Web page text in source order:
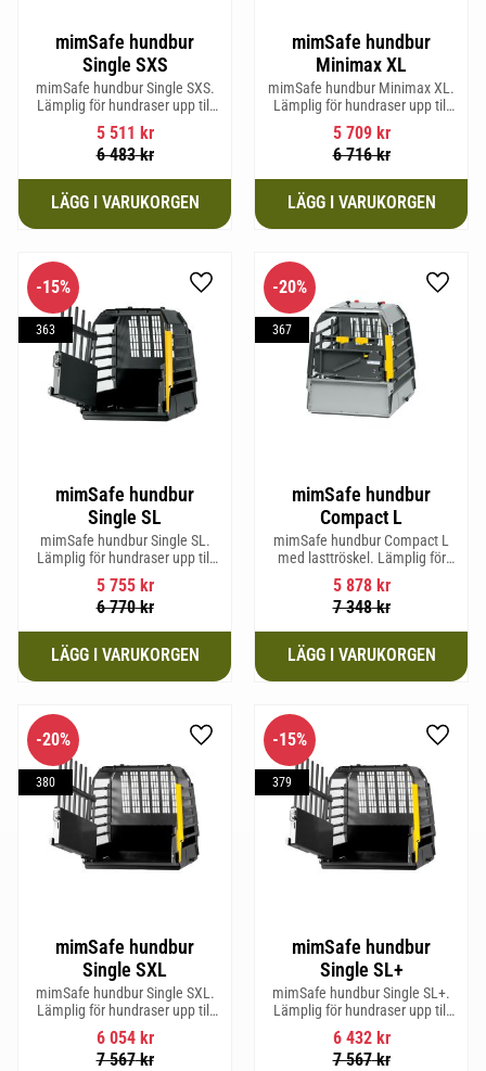
mimSafe hundbur
Single SXS
mimSafe hundbur Single SXS.
Lämplig för hundraser upp till
52 cm i mankhöjd.
5 511 kr
6 483kr
mimSafe hundbur
Minimax XL
mimSafe hundbur Minimax XL.
Lämplig för hundraser upp till
38 cm i mankhöjd.
5 709kr
6 716kr
mimSafe hundbur
Single SL
mimSafe hundbur Single SL.
Lämplig för hundraser upp till
58 cm i mankhöjd.
5 755kr
6 770kr
15%
363
Lägg till i favoriter
mimSafe hundbur
Compact L
mimSafe hundbur Compact L
med lasttröskel. Lämplig för
hundraser upp till 58 cm i
mankhöjd.
5 878kr
7 348kr
20%
367
Lägg
mimSafe hundbur
Single SXL
mimSafe hundbur Single SXL.
Lämplig för hundraser upp till
64 cm i mankhöjd.
6 054kr
7 567kr
20%
380
Lägg till i favoriter
mimSafe hundbur
Single SL+
mimSafe hundbur Single SL+.
Lämplig för hundraser upp till
62 cm i mankhöjd.
6 432kr
7 567kr
15%
379
Lägg